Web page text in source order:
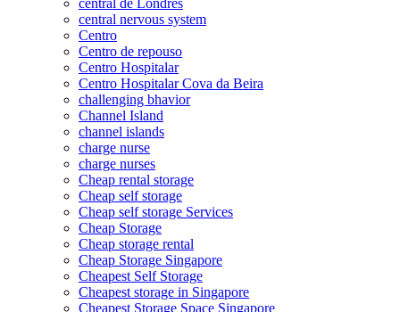
central nervous system
Centro
Centro de repouso
Centro Hospitalar
Centro Hospitalar Cova da Beira
challenging bhavior
Channel Island
channel islands
charge nurse
charge nurses
Cheap rental storage
Cheap self storage
Cheap self storage Services
Cheap Storage
Cheap storage rental
Cheap Storage Singapore
Cheapest Self Storage
Cheapest storage in Singapore
Cheapest Storage Space Singapore